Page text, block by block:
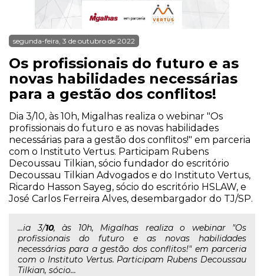
segunda-feira, 3 de outubro de 2022
Os profissionais do futuro e as
novas habilidades necessárias
para a gestão dos conflitos!
Dia 3/10, às 10h, Migalhas realiza o webinar "Os
profissionais do futuro e as novas habilidades
necessárias para a gestão dos conflitos!" em parceria
com o Instituto Vertus. Participam Rubens
Decoussau Tilkian, sócio fundador do escritório
Decoussau Tilkian Advogados e do Instituto Vertus,
Ricardo Hasson Sayeg, sócio do escritório HSLAW, e
José Carlos Ferreira Alves, desembargador do TJ/SP.
...ia 3/10, às 10h, Migalhas realiza o webinar "Os
profissionais do futuro e as novas habilidades
necessárias para a gestão dos conflitos!" em parceria
com o Instituto Vertus. Participam Rubens Decoussau
Tilkian, sócio...